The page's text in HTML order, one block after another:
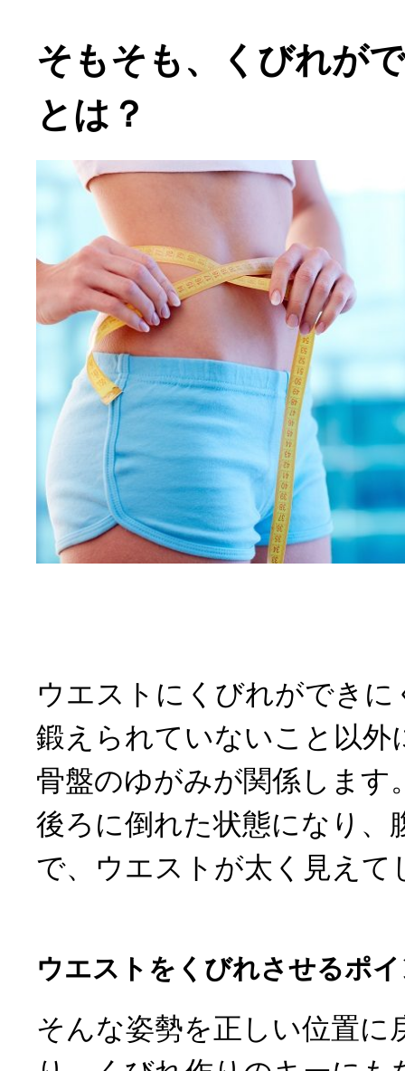
そもそも、くびれが
とは？
ウエストにくびれができ
鍛えられていないこと以外
骨盤のゆがみが関係します
後ろに倒れた状態になり、
で、ウエストが太く見えて
ウエストをくびれさせるポ
そんな姿勢を正しい位置に